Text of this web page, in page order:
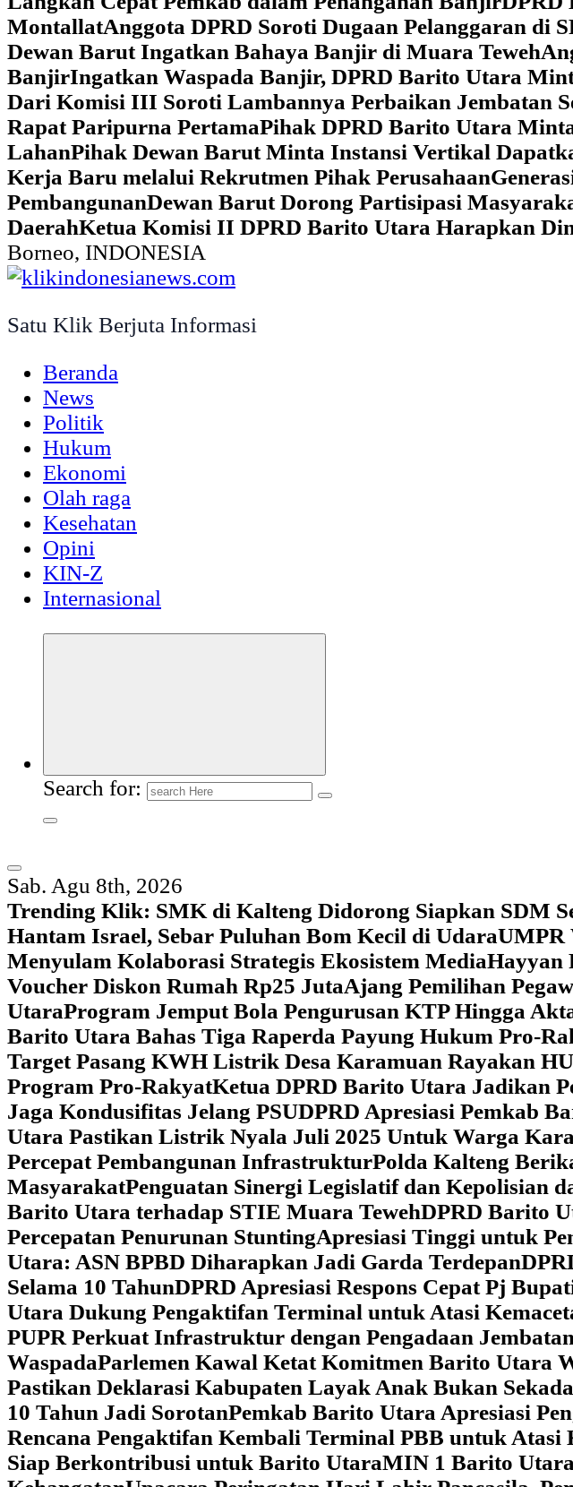
MontallatAnggota DPRD Soroti Dugaan Pelanggaran di
Dewan Barut Ingatkan Bahaya Banjir di Muara Teweh
BanjirIngatkan Waspada Banjir, DPRD Barito Utara
Dari Komisi III Soroti Lambannya Perbaikan Jembatan
Rapat Paripurna PertamaPihak DPRD Barito Utara
LahanPihak Dewan Barut Minta Instansi Vertikal
Kerja Baru melalui Rekrutmen Pihak Perusahaan
PembangunanDewan Barut Dorong Partisipasi
DaerahKetua Komisi II DPRD Barito Utara Harapkan
Borneo, INDONESIA
Satu Klik Berjuta Informasi
Beranda
News
Politik
Hukum
Ekonomi
Olah raga
Kesehatan
Opini
KIN-Z
Internasional
Search for:
Sab. Agu 8th, 2026
Trending Klik: SMK di Kalteng Didorong Siapkan SDM
Hantam Israel, Sebar Puluhan Bom Kecil di UdaraUMPR
Menyulam Kolaborasi Strategis Ekosistem MediaHayyan
Voucher Diskon Rumah Rp25 JutaAjang Pemilihan
UtaraProgram Jemput Bola Pengurusan KTP Hingga
Barito Utara Bahas Tiga Raperda Payung Hukum Pro-
Target Pasang KWH Listrik Desa Karamuan Rayakan
Program Pro-RakyatKetua DPRD Barito Utara Jadikan
Jaga Kondusifitas Jelang PSUDPRD Apresiasi Pemkab
Utara Pastikan Listrik Nyala Juli 2025 Untuk Warga
Percepat Pembangunan InfrastrukturPolda Kalteng
MasyarakatPenguatan Sinergi Legislatif dan Kepolisian
Barito Utara terhadap STIE Muara TewehDPRD Barito
Percepatan Penurunan StuntingApresiasi Tinggi untuk
Utara: ASN BPBD Diharapkan Jadi Garda Terdepan
Selama 10 TahunDPRD Apresiasi Respons Cepat Pj
Utara Dukung Pengaktifan Terminal untuk Atasi
PUPR Perkuat Infrastruktur dengan Pengadaan
WaspadaParlemen Kawal Ketat Komitmen Barito Utara
Pastikan Deklarasi Kabupaten Layak Anak Bukan
10 Tahun Jadi SorotanPemkab Barito Utara Apresiasi
Rencana Pengaktifan Kembali Terminal PBB untuk Atasi
Siap Berkontribusi untuk Barito UtaraMIN 1 Barito